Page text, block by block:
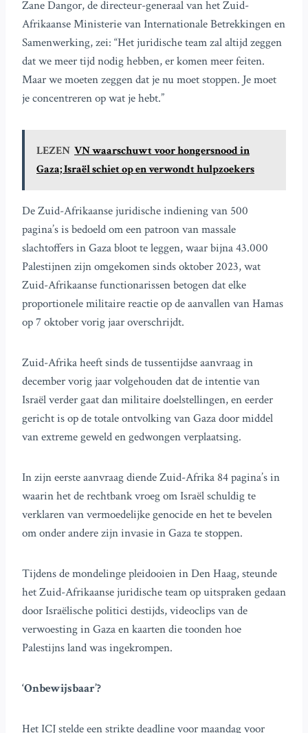
Zane Dangor, de directeur-generaal van het Zuid-
Afrikaanse Ministerie van Internationale Betrekkingen en
Samenwerking, zei: “Het juridische team zal altijd zeggen
dat we meer tijd nodig hebben, er komen meer feiten.
Maar we moeten zeggen dat je nu moet stoppen. Je moet
je concentreren op wat je hebt.”
LEZEN VN waarschuwt voor hongersnood in
Gaza; Israël schiet op en verwondt hulpzoekers
De Zuid-Afrikaanse juridische indiening van 500
pagina’s is bedoeld om een patroon van massale
slachtoffers in Gaza bloot te leggen, waar bijna 43.000
Palestijnen zijn omgekomen sinds oktober 2023, wat
Zuid-Afrikaanse functionarissen betogen dat elke
proportionele militaire reactie op de aanvallen van Hamas
op 7 oktober vorig jaar overschrijdt.
Zuid-Afrika heeft sinds de tussentijdse aanvraag in
december vorig jaar volgehouden dat de intentie van
Israël verder gaat dan militaire doelstellingen, en eerder
gericht is op de totale ontvolking van Gaza door middel
van extreme geweld en gedwongen verplaatsing.
In zijn eerste aanvraag diende Zuid-Afrika 84 pagina’s in
waarin het de rechtbank vroeg om Israël schuldig te
verklaren van vermoedelijke genocide en het te bevelen
om onder andere zijn invasie in Gaza te stoppen.
Tijdens de mondelinge pleidooien in Den Haag, steunde
het Zuid-Afrikaanse juridische team op uitspraken gedaan
door Israëlische politici destijds, videoclips van de
verwoesting in Gaza en kaarten die toonden hoe
Palestijns land was ingekrompen.
‘Onbewijsbaar’?
Het ICJ stelde een strikte deadline voor maandag voor